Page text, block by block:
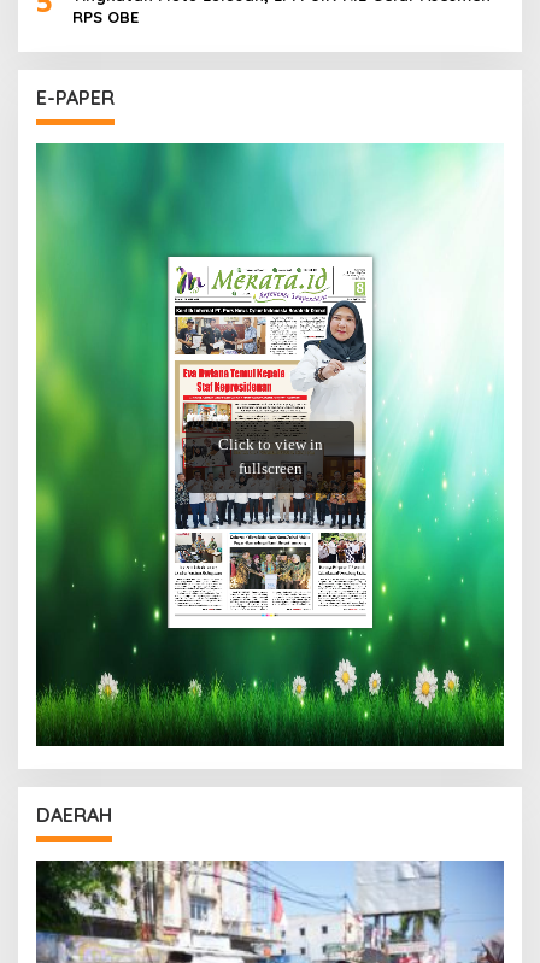
RPS OBE
E-PAPER
DAERAH